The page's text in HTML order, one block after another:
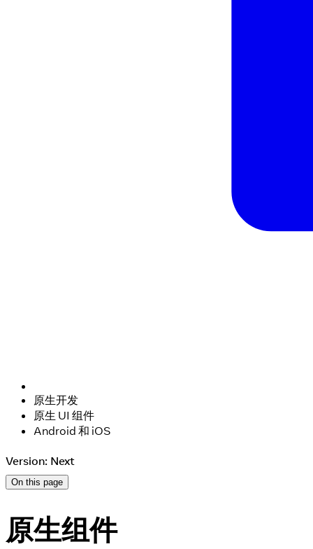
原生开发
原生 UI 组件
Android 和 iOS
Version: Next
On this page
原生组件